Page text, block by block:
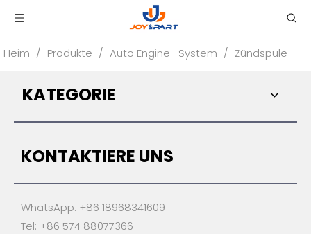
Heim / Produkte / Auto Engine -System / Zündspule
KATEGORIE
KONTAKTIERE UNS
WhatsApp: +86 18968341609
Tel: +86 574 88077366